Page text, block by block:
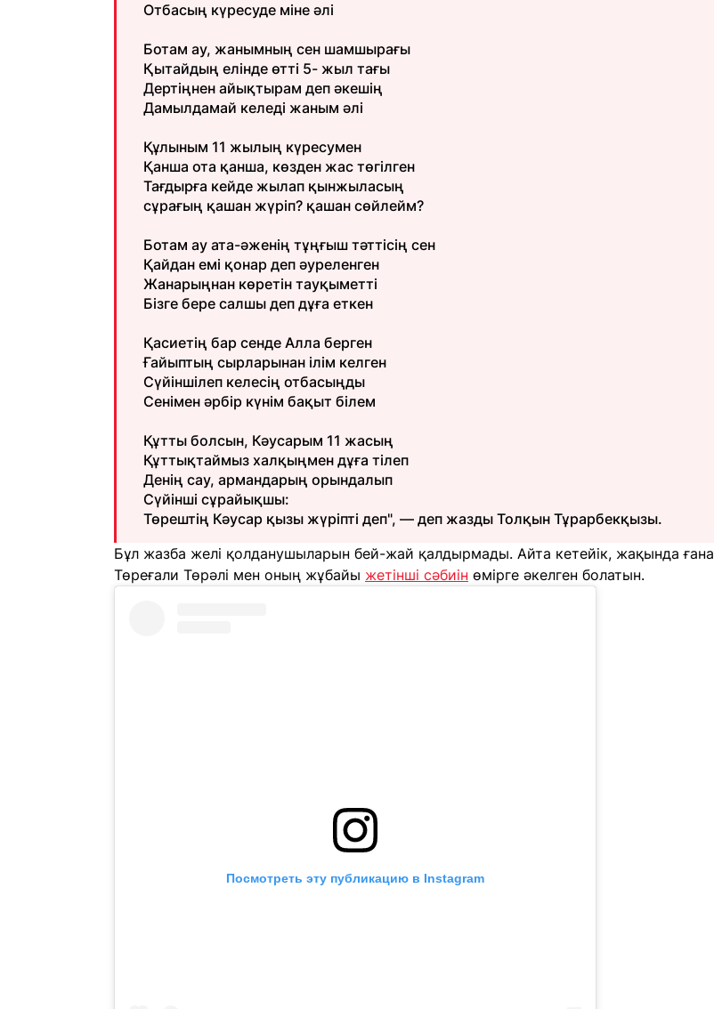
Отбасың күресуде міне әлі
Ботам ау, жанымның сен шамшырағы
Қытайдың елінде өтті 5- жыл тағы
Дертіңнен айықтырам деп әкешің
Дамылдамай келеді жаным әлі
Құлыным 11 жылың күресумен
Қанша ота қанша, көзден жас төгілген
Тағдырға кейде жылап қынжыласың
сұрағың қашан жүріп? қашан сөйлейм?
Ботам ау ата-әженің тұңғыш тәттісің сен
Қайдан емі қонар деп әуреленген
Жанарыңнан көретін тауқыметті
Бізге бере салшы деп дұға еткен
Қасиетің бар сенде Алла берген
Ғайыптың сырларынан ілім келген
Сүйіншілеп келесің отбасыңды
Сенімен әрбір күнім бақыт білем
Құтты болсын, Кәусарым 11 жасың
Құттықтаймыз халқыңмен дұға тілеп
Денің сау, армандарың орындалып
Сүйінші сұрайықшы:
Төрештің Кәусар қызы жүріпті деп", — деп жазды Толқын Тұрарбекқызы.
Бұл жазба желі қолданушыларын бей-жай қалдырмады. Айта кетейік, жақында ғана
Төреғали Төрәлі мен оның жұбайы жетінші сәбиін өмірге әкелген болатын.
Посмотреть эту публикацию в Instagram